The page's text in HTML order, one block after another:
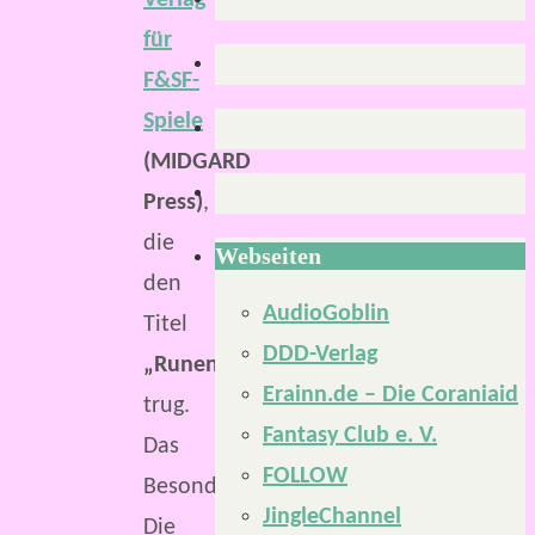
für
F&SF-
Spiele
(MIDGARD
Press),
die
den
Titel
„Runenklingen“
trug.
Das
Besondere:
Die
Webseiten
AudioGoblin
DDD-Verlag
Erainn.de – Die Coraniaid
Fantasy Club e. V.
FOLLOW
JingleChannel